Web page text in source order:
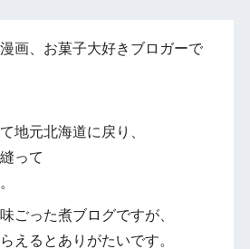
画、お菓子大好きブロガーで
地元北海道に戻り、
って
ごった煮ブログですが、
えるとありがたいです。